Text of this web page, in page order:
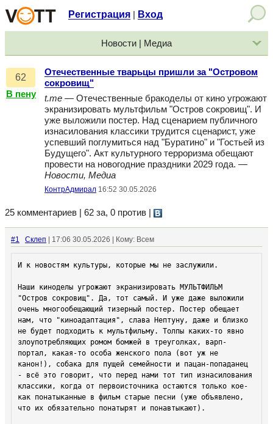
Регистрация Вход
Новости | Медиа
62
В пену
Отечественные тварьцы пришли за "Островом
сокровищ"
t.me — Отечественные бракоделы от кино угрожают
экранизировать мультфильм "Остров сокровищ". И
уже выложили постер. Над сценарием публичного
изнасилования классики трудится сценарист, уже
успевший поглумиться над "Буратино" и "Гостьей из
Будущего". Акт культурного терроризма обещают
провести на новогодние праздники 2029 года. —
Новости, Медиа
КонтрАдмирал 16:52 30.05.2026
25 комментариев | 62 за, 0 против
#1 Склеп | 17:06 30.05.2026 | Кому: Всем
И к новостям культуры, которые мы не заслужили.
Наши киноделы угрожают экранизировать МУЛЬТФИЛЬМ
"Остров сокровищ". Да, тот самый. И уже даже выложили
очень многообещающий тизерный постер. Постер обещает
нам, что "киноадаптация", слава Нептуну, даже и близко
не будет подходить к мультфильму. Толпы каких-то явно
злоупотребляющих ромом бомжей в треуголках, варп-
портал, какая-то особа женского пола (вот уж не
канон!), собака для пущей семейности и пацан-попаданец
- всё это говорит, что перед нами тот тип изнасилования
классики, когда от первоисточника остаются только кое-
как понатыканные в фильм старые песни (уже объявлено,
что их обязательно понатырят и понавтыкают).